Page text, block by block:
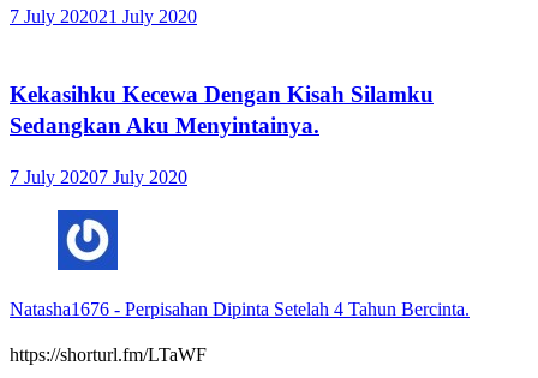
7 July 202021 July 2020
Kekasihku Kecewa Dengan Kisah Silamku
Sedangkan Aku Menyintainya.
7 July 20207 July 2020
Natasha1676 - Perpisahan Dipinta Setelah 4 Tahun Bercinta.
https://shorturl.fm/LTaWF